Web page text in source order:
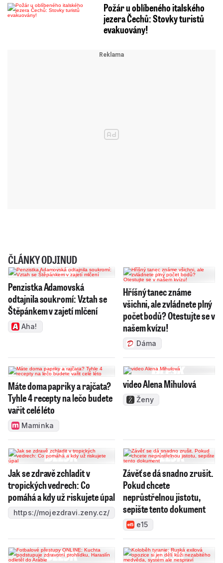
Požár u oblíbeného italského
jezera Čechů: Stovky turistů
evakuovány!
ČLÁNKY ODJINUD
Penzistka Adamovská
odtajnila soukromí: Vztah se
Štěpánkem v zajetí mlčení
Aha!
Hříšný tanec známe
všichni, ale zvládnete plný
počet bodů? Otestujte se v
našem kvízu!
Dáma
Máte doma papriky a rajčata?
Tyhle 4 recepty na lečo budete
vařit celé léto
Maminka
video Alena Mihulová
Ženy
Jak se zdravě zchladit v
tropických vedrech: Co
pomáhá a kdy už riskujete úpal
https://mojezdravi.zeny.cz/
Závěť se dá snadno zrušit.
Pokud chcete
neprůstřelnou jistotu,
sepište tento dokument
e15